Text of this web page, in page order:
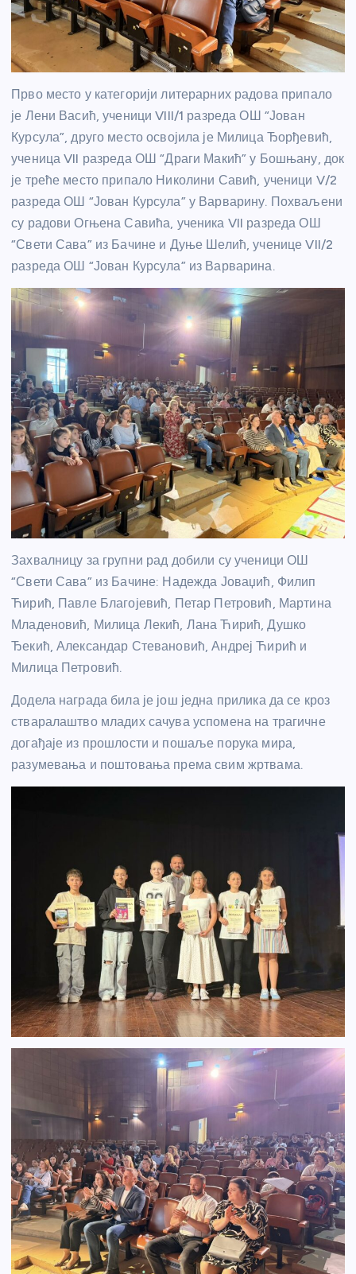
Прво место у категорији литерарних радова припало
је Лени Васић, ученици VIII/1 разреда ОШ “Јован
Курсула”, друго место освојила је Милица Ђорђевић,
ученица VII разреда ОШ “Драги Макић” у Бошњану, док
је треће место припало Николини Савић, ученици V/2
разреда ОШ “Јован Курсула” у Варварину. Похваљени
су радови Огњена Савића, ученика VII разреда ОШ
“Свети Сава” из Бачине и Дуње Шелић, ученице VII/2
разреда ОШ “Јован Курсула” из Варварина.
Захвалницу за групни рад добили су ученици ОШ
“Свети Сава” из Бачине: Надежда Јоваџић, Филип
Ћирић, Павле Благојевић, Петар Петровић, Мартина
Младеновић, Милица Лекић, Лана Ћирић, Душко
Ђекић, Александар Стевановић, Андреј Ћирић и
Милица Петровић.
Додела награда била је још једна прилика да се кроз
стваралаштво младих сачува успомена на трагичне
догађаје из прошлости и пошаље порука мира,
разумевања и поштовања према свим жртвама.